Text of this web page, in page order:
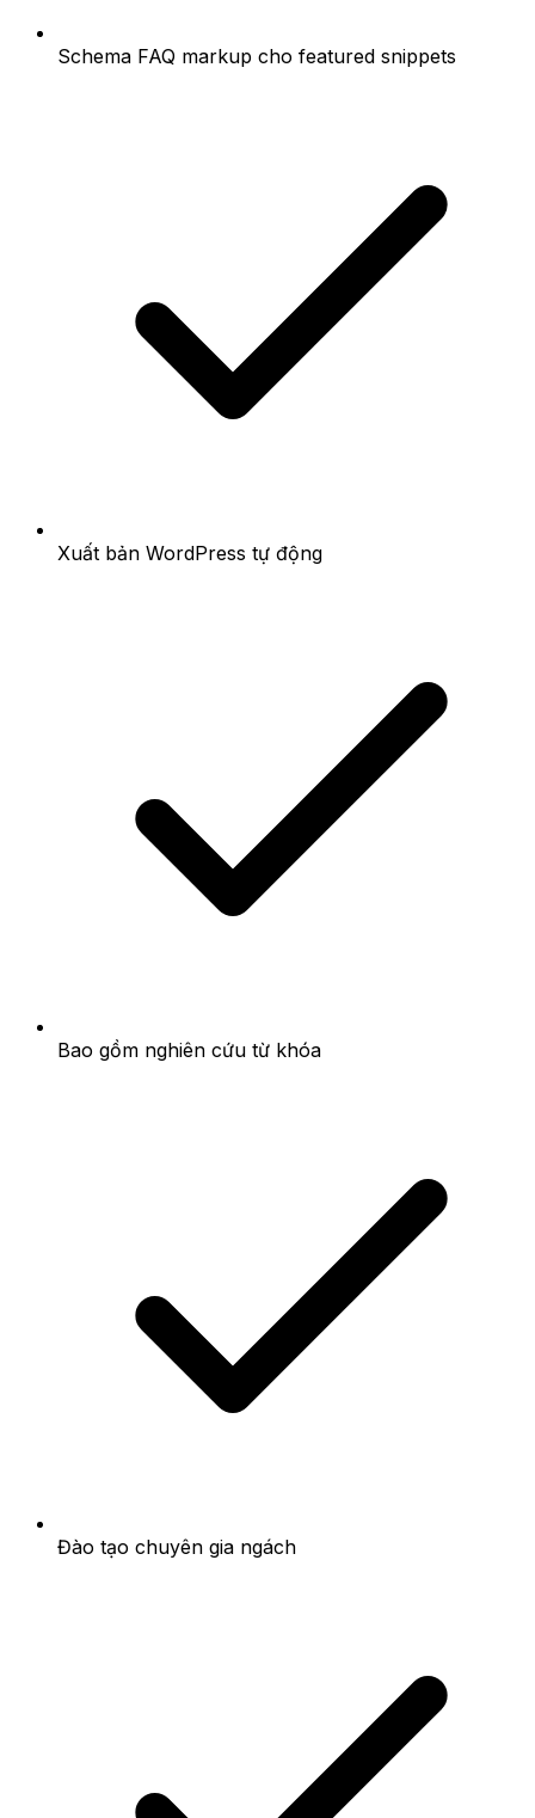
Schema FAQ markup cho featured snippets
Xuất bản WordPress tự động
Bao gồm nghiên cứu từ khóa
Đào tạo chuyên gia ngách